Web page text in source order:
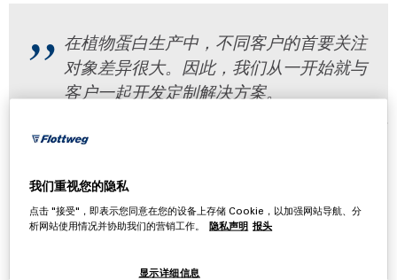
在植物蛋白生产中，不同客户的首要关注
对象差异很大。因此，我们从一开始就与
客户一起开发定制解决方案。
Mathias Aschenbrenner博士在福乐伟销售部门
案。通过集中内部专业知识以及与外部技术伙伴
我们重视您的隐私
点击 "接受"，即表示您同意在您的设备上存储 Cookie，以加强网站导航、分
析网站使用情况并协助我们的营销工作。
隐私声明 报头
显示详细信息